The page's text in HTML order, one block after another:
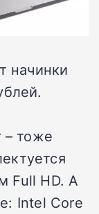
начинки
– тоже
Full HD. А
Intel Core